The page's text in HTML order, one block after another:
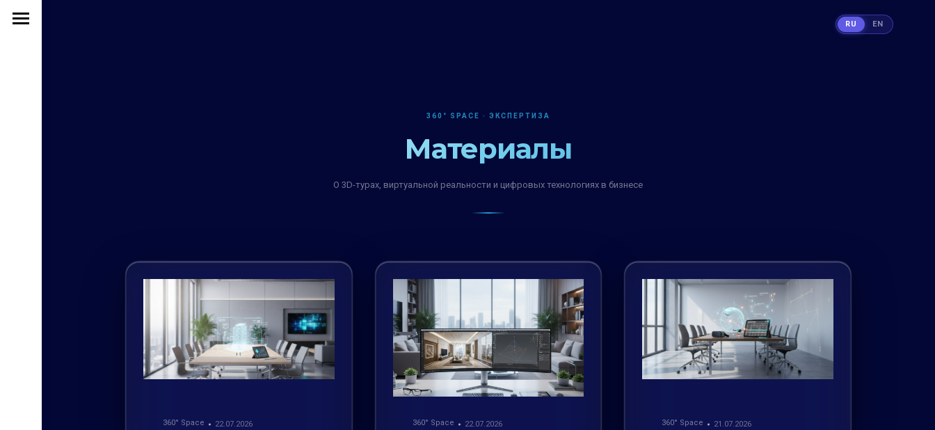
360° SPACE · ЭКСПЕРТИЗА
Материалы
О 3D-турах, виртуальной реальности и цифровых технологиях в бизнесе
360° Space 22.07.2026 360° Space 22.07.2026 360° Space 21.07.2026
RU EN